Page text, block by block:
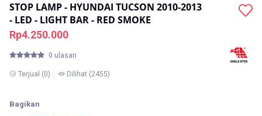
STOP LAMP - HYUNDAI TUCSON 2010-2013
- LED - LIGHT BAR - RED SMOKE
Rp4.250.000
0 ulasan
Terjual (0) Dilihat (2455)
Bagikan